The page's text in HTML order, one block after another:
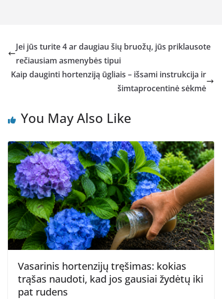
Jei jūs turite 4 ar daugiau šių bruožų, jūs priklausote
rečiausiam asmenybės tipui
Kaip dauginti hortenziją ūgliais – išsami instrukcija ir
šimtaprocentinė sėkmė
You May Also Like
Vasarinis hortenzijų tręšimas: kokias
trąšas naudoti, kad jos gausiai žydėtų iki
pat rudens